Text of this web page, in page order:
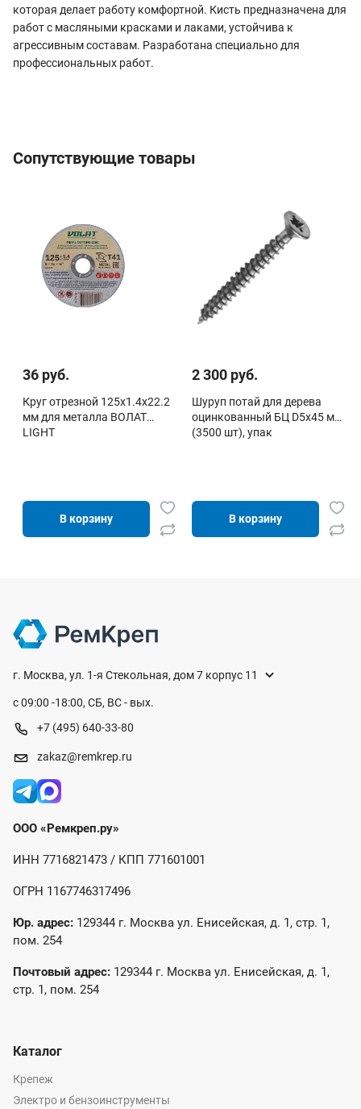
которая делает работу комфортной. Кисть предназначена для
работ с масляными красками и лаками, устойчива к
агрессивным составам. Разработана специально для
профессиональных работ.
Сопутствующие товары
36 руб.
Круг отрезной 125х1.4x22.2
мм для металла ВОЛАТ
LIGHT
В корзину
2 300 руб.
Шуруп потай для дерева
оцинкованный БЦ D5х45 мм
(3500 шт), упак
В корзину
г. Москва, ул. 1-я Стекольная, дом 7 корпус 11
с 09:00 -18:00, СБ, ВС - вых.
+7 (495) 640-33-80
zakaz@remkrep.ru
ООО «Ремкреп.ру»
ИНН 7716821473 / КПП 771601001
ОГРН 1167746317496
Юр. адрес: 129344 г. Москва ул. Енисейская, д. 1, стр. 1,
пом. 254
Почтовый адрес: 129344 г. Москва ул. Енисейская, д. 1,
стр. 1, пом. 254
Каталог
Крепеж
Электро и бензоинструменты